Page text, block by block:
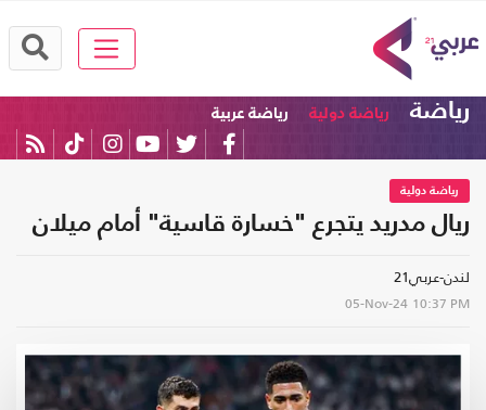
رياضة رياضة دولية رياضة عربية
رياضة دولية
ريال مدريد يتجرع "خسارة قاسية" أمام ميلان
لندن-عربي21
05-Nov-24 10:37 PM